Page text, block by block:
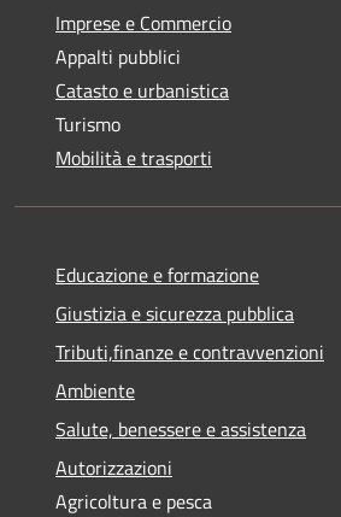
Imprese e Commercio
Appalti pubblici
Catasto e urbanistica
Turismo
Mobilità e trasporti
Educazione e formazione
Giustizia e sicurezza pubblica
Tributi,finanze e contravvenzioni
Ambiente
Salute, benessere e assistenza
Autorizzazioni
Agricoltura e pesca